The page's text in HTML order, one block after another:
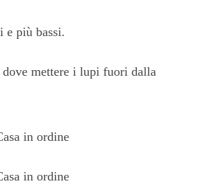
e più bassi.
dove mettere i lupi fuori dalla
in ordine
in ordine